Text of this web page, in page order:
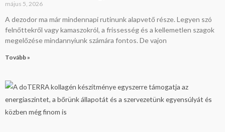
május 5, 2026
A dezodor ma már mindennapi rutinunk alapvető része. Legyen szó
felnőttekről vagy kamaszokról, a frissesség és a kellemetlen szagok
megelőzése mindannyiunk számára fontos. De vajon
Tovább »